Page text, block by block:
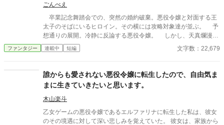
ごんべえ
卒業記念舞踏会での、突然の婚約破棄。悪役令嬢と対面する王
太子のそばにいるヒロイン。その横には攻略対象達が並ぶ。 予
想通りの展開。冷静に反論する悪役令嬢。 しかし、天真爛漫で
優しさが売りのはずのヒロインの瞳を見た瞬間、背筋に冷たいも
のが走る。 ゲームの知識を活用し、定められた運命にあらが
章案をもとに、作者が取捨選択・加筆修正して制作した作品で
す。 構成、設定は作者によるものです。 賞・出版申請を目的と
した作品ではありません。
ファンタジー 連載中 短編 文字数：22,679
誰からも愛されない悪役令嬢に転生したので、自由気ま
まに生きていきたいと思います。
木山楽斗
乙女ゲームの悪役令嬢であるエルファリナに転生した私は、彼女
のその境遇に対して深い悲しみを覚えていた。 彼女は、家族から